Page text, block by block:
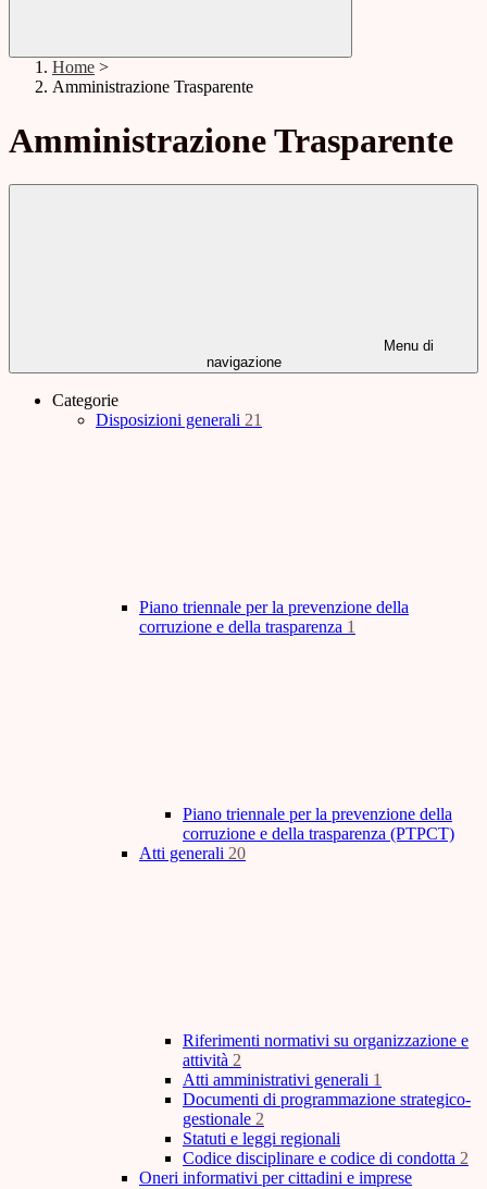
Home >
Amministrazione Trasparente
Amministrazione Trasparente
Menu di
navigazione
Categorie
Disposizioni generali 21
Piano triennale per la prevenzione della
corruzione e della trasparenza 1
Piano triennale per la prevenzione della
corruzione e della trasparenza (PTPCT)
Atti generali 20
Riferimenti normativi su organizzazione e
attività 2
Atti amministrativi generali 1
Documenti di programmazione strategico-
gestionale 2
Statuti e leggi regionali
Codice disciplinare e codice di condotta 2
Oneri informativi per cittadini e imprese